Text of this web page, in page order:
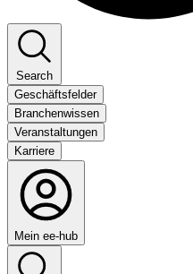
Search
Geschäftsfelder
Branchenwissen
Veranstaltungen
Karriere
Mein ee-hub